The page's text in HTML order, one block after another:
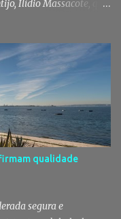
Ilídio Massacote, que
todas as exigências
depois de três
Município responde às
A Câmara Municipal
levantadas em
Centro Escolar de
de euros que
pelo Página UM. O
ao ajuste direto
socied...
qualidade
segura e